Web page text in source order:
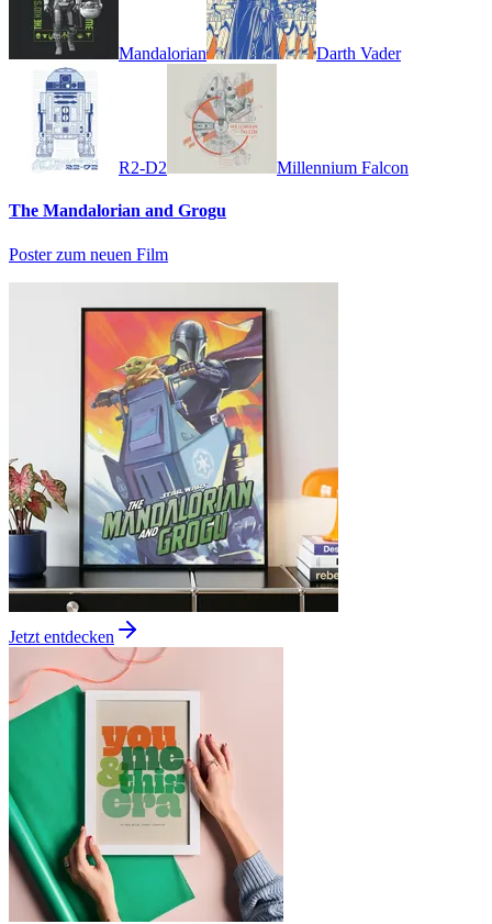
Mandalorian Darth Vader
R2-D2 Millennium Falcon
The Mandalorian and Grogu
Poster zum neuen Film
Jetzt entdecken